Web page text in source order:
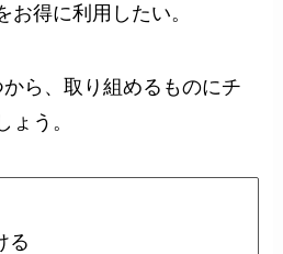
お得に利用したい。
ら、取り組めるものにチ
ょう。
る